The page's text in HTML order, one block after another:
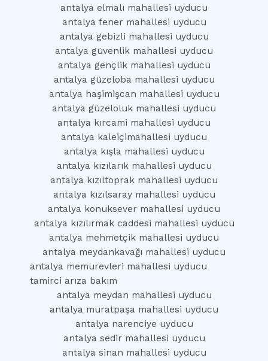
antalya elmalı mahallesi uyducu
antalya fener mahallesi uyducu
antalya gebizli mahallesi uyducu
antalya güvenlik mahallesi uyducu
antalya gençlik mahallesi uyducu
antalya güzeloba mahallesi uyducu
antalya haşimişcan mahallesi uyducu
antalya güzeloluk mahallesi uyducu
antalya kırcami mahallesi uyducu
antalya kaleiçimahallesi uyducu
antalya kışla mahallesi uyducu
antalya kızılarık mahallesi uyducu
antalya kızıltoprak mahallesi uyducu
antalya kızılsaray mahallesi uyducu
antalya konuksever mahallesi uyducu
antalya kızılırmak caddesi mahallesi uyducu
antalya mehmetçik mahallesi uyducu
antalya meydankavağı mahallesi uyducu
antalya memurevleri mahallesi uyducu
tamirci arıza bakım
antalya meydan mahallesi uyducu
antalya muratpaşa mahallesi uyducu
antalya narenciye uyducu
antalya sedir mahallesi uyducu
antalya sinan mahallesi uyducu